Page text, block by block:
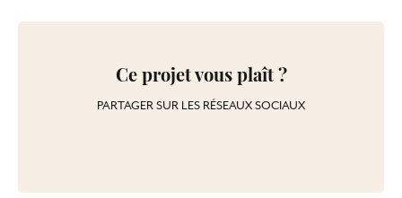
Ce projet vous plaît ?
PARTAGER SUR LES RÉSEAUX SOCIAUX